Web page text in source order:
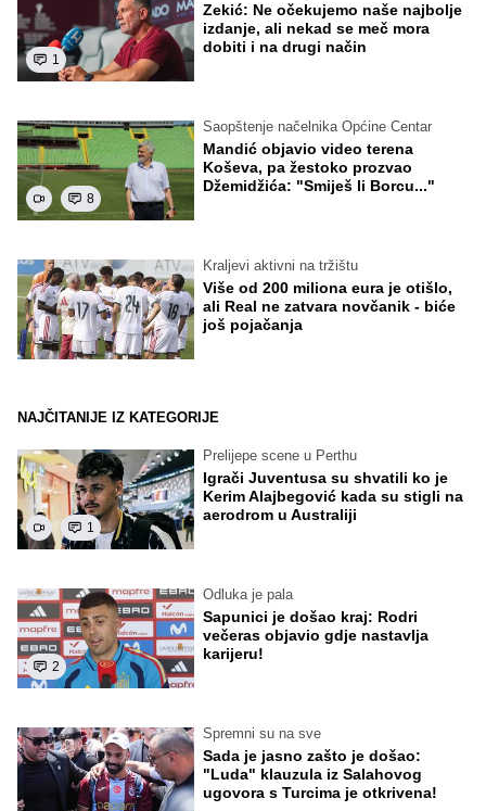
1
Zekić: Ne očekujemo naše najbolje
izdanje, ali nekad se meč mora
dobiti i na drugi način
8
Saopštenje načelnika Općine Centar
Mandić objavio video terena
Koševa, pa žestoko prozvao
Džemidžića: "Smiješ li Borcu..."
Kraljevi aktivni na tržištu
Više od 200 miliona eura je otišlo,
ali Real ne zatvara novčanik - biće
još pojačanja
NAJČITANIJE IZ KATEGORIJE
1
Prelijepe scene u Perthu
Igrači Juventusa su shvatili ko je
Kerim Alajbegović kada su stigli na
aerodrom u Australiji
2
Odluka je pala
Sapunici je došao kraj: Rodri
večeras objavio gdje nastavlja
karijeru!
Spremni su na sve
Sada je jasno zašto je došao:
"Luda" klauzula iz Salahovog
ugovora s Turcima je otkrivena!